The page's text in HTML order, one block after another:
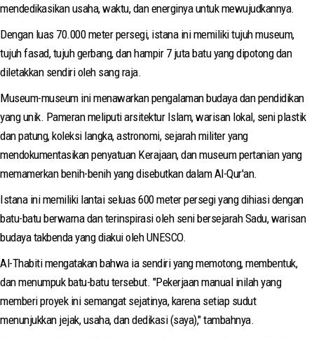
mendedikasikan usaha, waktu, dan energinya untuk mewujudkannya.
Dengan luas 70.000 meter persegi, istana ini memiliki tujuh museum,
tujuh fasad, tujuh gerbang, dan hampir 7 juta batu yang dipotong dan
diletakkan sendiri oleh sang raja.
Museum-museum ini menawarkan pengalaman budaya dan pendidikan
yang unik. Pameran meliputi arsitektur Islam, warisan lokal, seni plastik
dan patung, koleksi langka, astronomi, sejarah militer yang
mendokumentasikan penyatuan Kerajaan, dan museum pertanian yang
memamerkan benih-benih yang disebutkan dalam Al-Qur'an.
Istana ini memiliki lantai seluas 600 meter persegi yang dihiasi dengan
batu-batu berwarna dan terinspirasi oleh seni bersejarah Sadu, warisan
budaya takbenda yang diakui oleh UNESCO.
Al-Thabiti mengatakan bahwa ia sendiri yang memotong, membentuk,
dan menumpuk batu-batu tersebut. "Pekerjaan manual inilah yang
memberi proyek ini semangat sejatinya, karena setiap sudut
menunjukkan jejak, usaha, dan dedikasi (saya)," tambahnya.